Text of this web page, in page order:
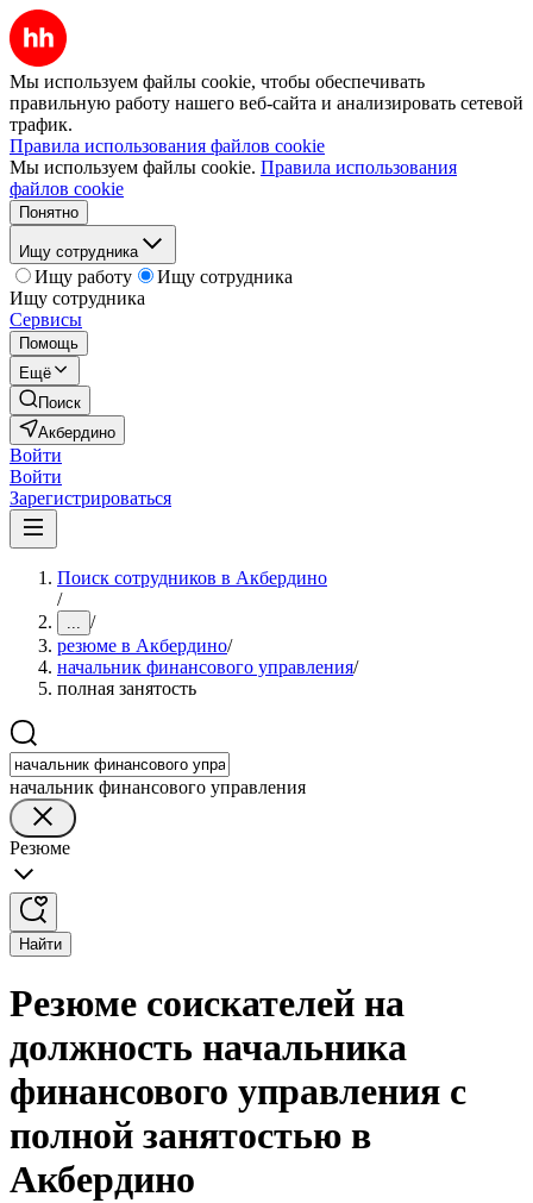
Мы используем файлы cookie, чтобы обеспечивать
правильную работу нашего веб-сайта и анализировать сетевой
трафик.
Правила использования файлов cookie
Мы используем файлы cookie. Правила использования
файлов cookie
Понятно
Ищу сотрудника
Ищу работу
Ищу сотрудника
Ищу сотрудника
Сервисы
Помощь
Ещё
Поиск
Акбердино
Войти
Войти
Зарегистрироваться
Поиск сотрудников в Акбердино
/
... /
резюме в Акбердино/
начальник финансового управления/
полная занятость
начальник финансового управления
Резюме
Найти
Резюме соискателей на
должность начальника
финансового управления с
полной занятостью в
Акбердино